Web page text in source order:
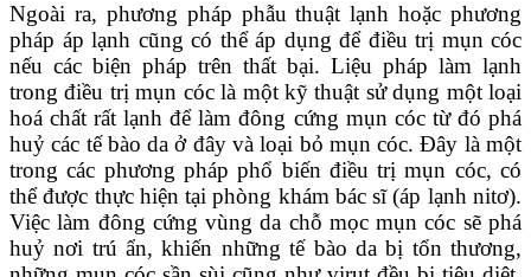
Ngoài ra, phương pháp phẫu thuật lạnh hoặc phương
pháp áp lạnh cũng có thể áp dụng để điều trị mụn cóc
nếu các biện pháp trên thất bại. Liệu pháp làm lạnh
trong điều trị mụn cóc là một kỹ thuật sử dụng một loại
hoá chất rất lạnh để làm đông cứng mụn cóc từ đó phá
huỷ các tế bào da ở đây và loại bỏ mụn cóc. Đây là một
trong các phương pháp phổ biến điều trị mụn cóc, có
thể được thực hiện tại phòng khám bác sĩ (áp lạnh nitơ).
Việc làm đông cứng vùng da chỗ mọc mụn cóc sẽ phá
huỷ nơi trú ẩn, khiến những tế bào da bị tổn thương,